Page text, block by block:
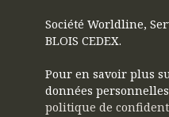
Société Worldline,
BLOIS CEDEX.
Pour en savoir plus
données
politique de